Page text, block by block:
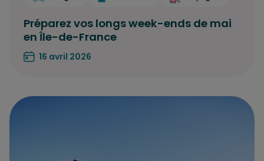
Préparez vos longs week-ends de mai
en Île-de-France
16 avril 2026